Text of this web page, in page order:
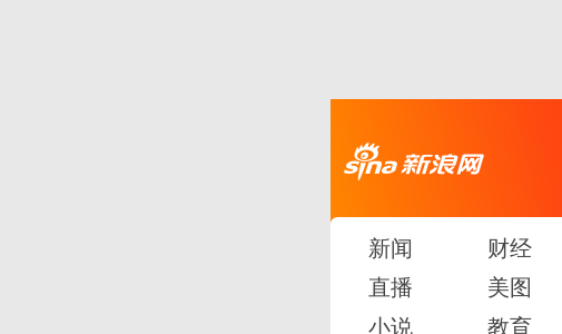
新闻 财经
直播
美图
小说
教育